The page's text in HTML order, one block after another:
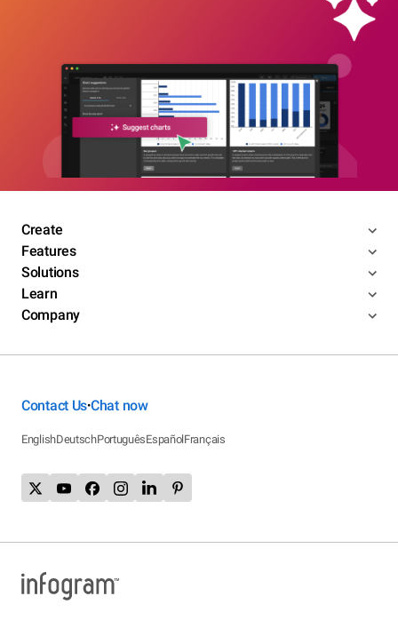
Create
Features
Solutions
Learn
Company
Contact Us•Chat now
EnglishDeutschPortuguêsEspañolFrançais